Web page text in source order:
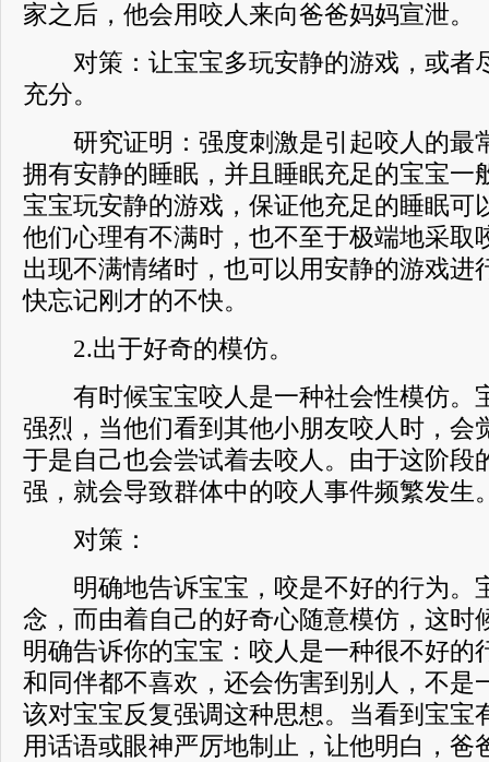
家之后，他会用咬人来向爸爸妈妈宣泄。
对策：让宝宝多玩安静的游戏，或者
充分。
研究证明：强度刺激是引起咬人的最
拥有安静的睡眠，并且睡眠充足的宝宝一
宝宝玩安静的游戏，保证他充足的睡眠可
他们心理有不满时，也不至于极端地采取
出现不满情绪时，也可以用安静的游戏进
快忘记刚才的不快。
2.出于好奇的模仿。
有时候宝宝咬人是一种社会性模仿。
强烈，当他们看到其他小朋友咬人时，会
于是自己也会尝试着去咬人。由于这阶段
强，就会导致群体中的咬人事件频繁发生
对策：
明确地告诉宝宝，咬是不好的行为。
念，而由着自己的好奇心随意模仿，这时
明确告诉你的宝宝：咬人是一种很不好的
和同伴都不喜欢，还会伤害到别人，不是
该对宝宝反复强调这种思想。当看到宝宝
用话语或眼神严厉地制止，让他明白，爸